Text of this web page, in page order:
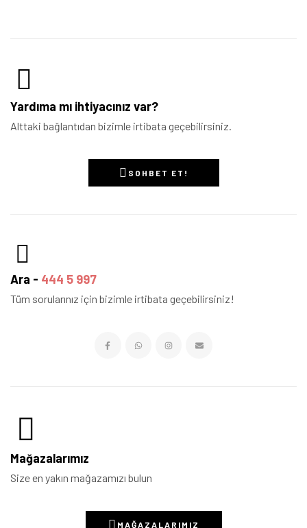
Yardıma mı ihtiyacınız var?
Alttaki bağlantıdan bizimle irtibata geçebilirsiniz.
SOHBET ET!
Ara - 444 5 997
Tüm sorularınız için bizimle irtibata geçebilirsiniz!
Mağazalarımız
Size en yakın mağazamızı bulun
MAĞAZALARIMIZ